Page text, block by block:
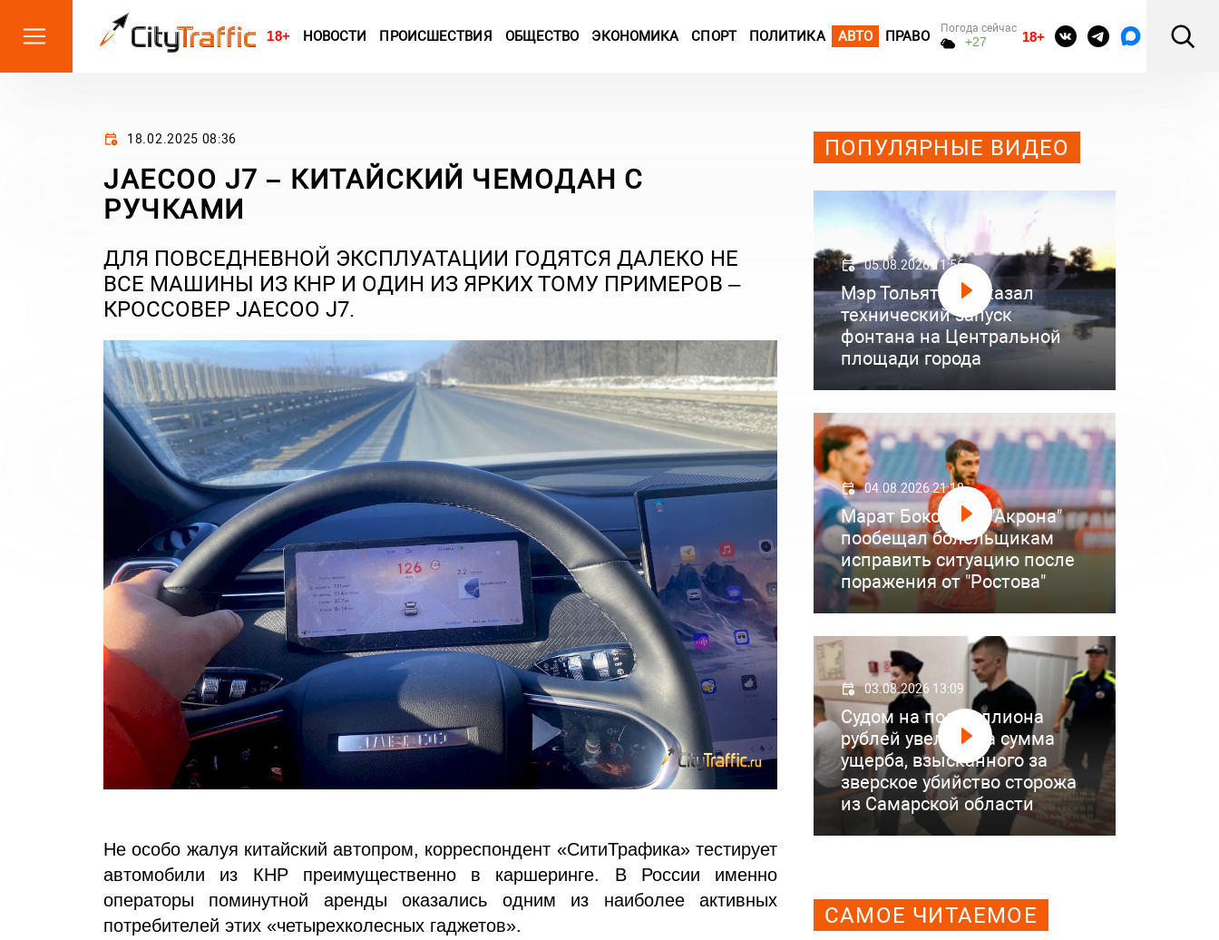
18+ НОВОСТИ ПРОИСШЕСТВИЯ ОБЩЕСТВО ЭКОНОМИКА СПОРТ ПОЛИТИКА АВТО ПРАВО Погода сейчас
+27 18+
18.02.2025 08:36
JAECOO J7 – КИТАЙСКИЙ ЧЕМОДАН С
РУЧКАМИ
ДЛЯ ПОВСЕДНЕВНОЙ ЭКСПЛУАТАЦИИ ГОДЯТСЯ ДАЛЕКО НЕ
ВСЕ МАШИНЫ ИЗ КНР И ОДИН ИЗ ЯРКИХ ТОМУ ПРИМЕРОВ –
КРОССОВЕР JAECOO J7.
Не особо жалуя китайский автопром, корреспондент «СитиТрафика» тестирует
автомобили из КНР преимущественно в каршеринге. В России именно
операторы поминутной аренды оказались одним из наиболее активных
потребителей этих «четырехколесных гаджетов».
ПОПУЛЯРНЫЕ ВИДЕО
05.08.2026 11:56
Мэр Тольятти показал
технический запуск
фонтана на Центральной
площади города
04.08.2026 21:18
Марат Бокоев из "Акрона"
пообещал болельщикам
исправить ситуацию после
поражения от "Ростова"
03.08.2026 13:09
Судом на полмиллиона
рублей увеличена сумма
ущерба, взысканного за
зверское убийство сторожа
из Самарской области
САМОЕ ЧИТАЕМОЕ